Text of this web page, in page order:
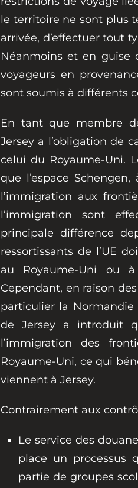
le territoire ne sont plus
arrivée, d’effectuer tout
Néanmoins et en guise
voyageurs en
sont soumis à différents
En tant que membre
Jersey a l’obligation de
celui du Royaume-Uni.
que l’espace
l’immigration aux
l’immigration sont
principale différence
ressortissants de l’UE
au Royaume-Uni ou
Cependant, en raison
particulier la
de Jersey a introduit
l’immigration des
Royaume-Uni, ce qui
viennent à Jersey.
Contrairement aux
Le service des
place un processus
partie de groupes